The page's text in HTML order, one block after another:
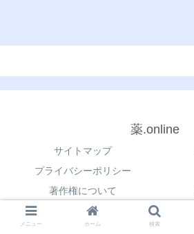
薬.online
サイトマップ
プライバシーポリシー
著作権について
© 2021 薬.online.
メニュー ホーム 検索